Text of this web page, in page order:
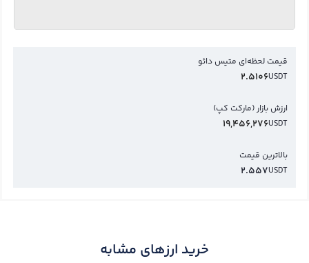
قیمت لحظه‌ای متیس دائو
USDT
2.5106
ارزش بازار (مارکت کپ)
USDT
19,456,276
بالاترین قیمت
USDT
2.557
خرید ارزهای مشابه